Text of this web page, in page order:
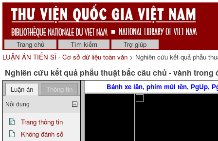
Trang chủ Tìm kiếm
Trợ giúp
LUẬN ÁN TIẾN SĨ - Cơ sở dữ liệu toàn văn > Nghiên cứu kết quả phẫu
Nghiên cứu kết quả phẫu thuật bắc cầu chủ - vành
Luận án Thông tin
Nội dung
Trang thông tin
Không đánh số
Bánh xe lăn, phím mũi tên, PgUp,